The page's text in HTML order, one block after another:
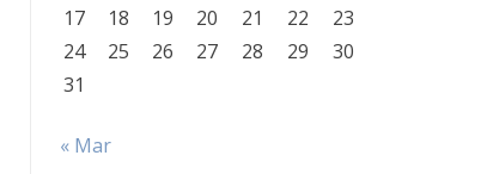
17
18 19 20 21 22
23
24
25 26 27 28 29
30
31
« Mar